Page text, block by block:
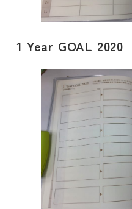
1 Year GOAL 2020